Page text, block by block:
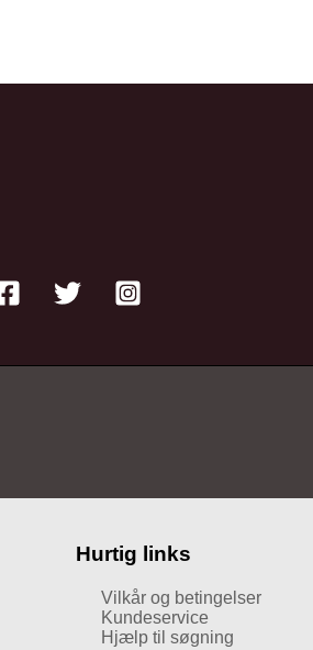
Hurtig links
Vilkår og betingelser
Kundeservice
Hjælp til søgning